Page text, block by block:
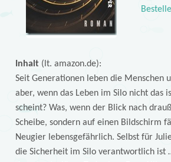
Inhalt (lt. amazon.de):
Seit Generationen leben die Menschen
aber, wenn das Leben im Silo nicht das
scheint? Was, wenn der Blick nach
Scheibe, sondern auf einen Bildschirm
Neugier lebensgefährlich. Selbst für
die Sicherheit im Silo verantwortlich ist